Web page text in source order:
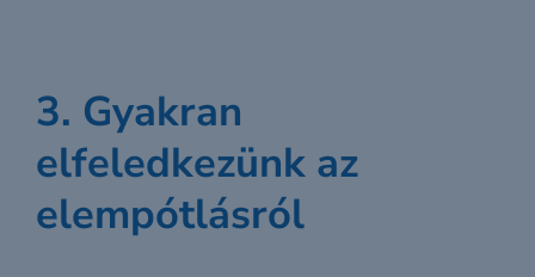
3. Gyakran
elfeledkezünk az
elempótlásról